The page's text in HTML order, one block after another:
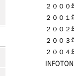
２００
２００
２００
２００
２００